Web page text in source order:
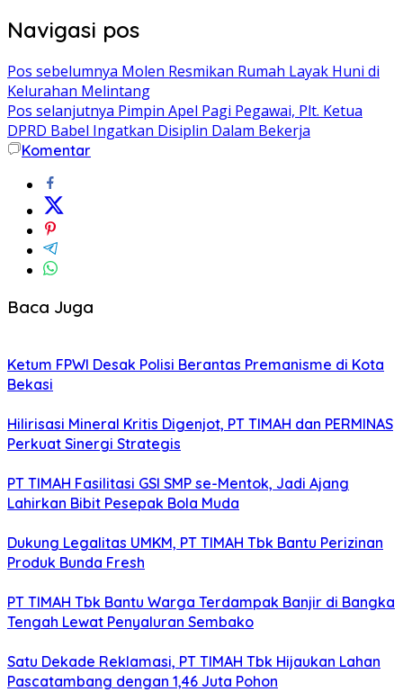
Navigasi pos
Pos sebelumnya Molen Resmikan Rumah Layak Huni di
Kelurahan Melintang
Pos selanjutnya Pimpin Apel Pagi Pegawai, Plt. Ketua
DPRD Babel Ingatkan Disiplin Dalam Bekerja
Komentar
Baca Juga
Ketum FPWI Desak Polisi Berantas Premanisme di Kota
Bekasi
Hilirisasi Mineral Kritis Digenjot, PT TIMAH dan PERMINAS
Perkuat Sinergi Strategis
PT TIMAH Fasilitasi GSI SMP se-Mentok, Jadi Ajang
Lahirkan Bibit Pesepak Bola Muda
Dukung Legalitas UMKM, PT TIMAH Tbk Bantu Perizinan
Produk Bunda Fresh
PT TIMAH Tbk Bantu Warga Terdampak Banjir di Bangka
Tengah Lewat Penyaluran Sembako
Satu Dekade Reklamasi, PT TIMAH Tbk Hijaukan Lahan
Pascatambang dengan 1,46 Juta Pohon